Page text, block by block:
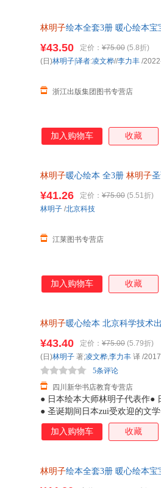
林明子绘本全套3册 暖心绘本
¥43.50 定价： ¥75.00 (5.8折)
浙江出版集团图书专营店
(日)林明子|译者:凌文桦//李力丰 /
加入购物车 收藏
林明子暖心绘本 全3册 林明子
线客服有优惠
¥41.26 定价： ¥75.00 (5.51折)
江莱图书专营店
林明子 /北京科技
加入购物车 收藏
林明子暖心绘本 北京科学技术
● 日本绘本大师林明子代表作●
● 圣诞期间日本zui受欢迎的文
子暖暖的画风吸引到，读罢故
孩虽看上去有些胆小，但她们
诞老人，小黎便勇敢地出门去
¥43.40 定价： ¥75.00 (5.79折)
四川新华书店教育专营店
5条评论
(日)林明子 著;凌文桦,李力丰 译 /
加入购物车 收藏
林明子绘本全套3册 暖心绘本